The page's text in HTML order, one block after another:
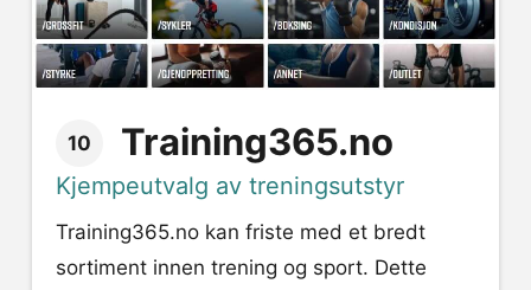
10 Training365.no
Kjempeutvalg av treningsutstyr
Training365.no kan friste med et bredt
sortiment innen trening og sport. Dette